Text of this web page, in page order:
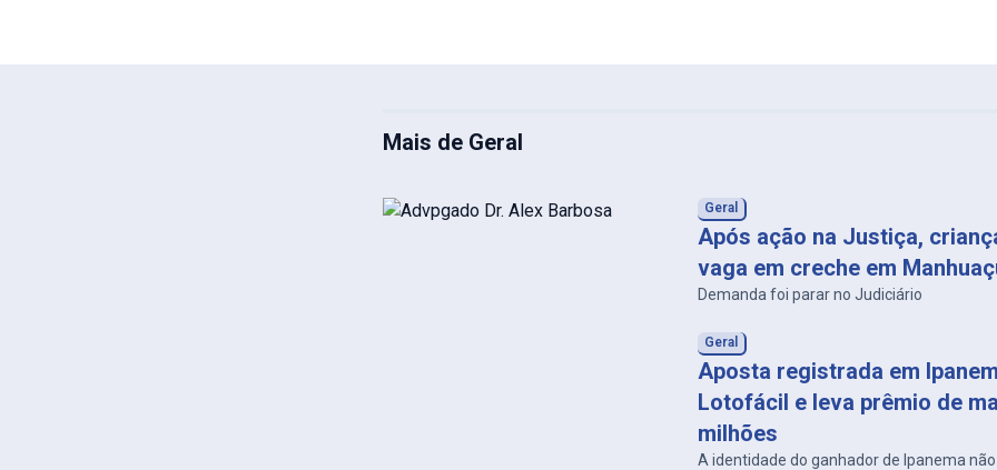
Mais de Geral
Geral
Após ação na Justiça,
vaga em creche em
Demanda foi parar no Judiciário
Geral
Aposta registrada em
Lotofácil e leva prêmio de
milhões
A identidade do ganhador de Ipanema